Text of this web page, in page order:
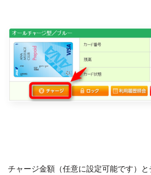
チャージ金額（任意に設定可能です）